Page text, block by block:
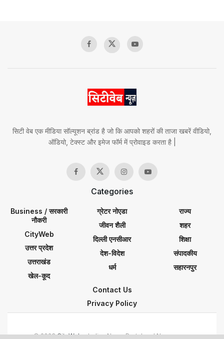
सिटी वेब एक मीडिया सॉल्यूशन ब्रांड है जो कि आपको शहरों की ताजा खबरें वीडियो,
ऑडियो, टेक्स्ट और इमेज फॉर्म में प्रोवाइड करता है |
Categories
Business / सरकारी
नौकरी
CityWeb
उत्तर प्रदेश
उत्तराखंड
खेल-कूद
ग्रेटर नोएडा
जीवन शैली
दिल्ली एनसीआर
देश-विदेश
धर्म
राज्य
शहर
शिक्षा
संपादकीय
सहारनपुर
Contact Us
Privacy Policy
© 2023CityWeb- Indian News Portal and Newspaper